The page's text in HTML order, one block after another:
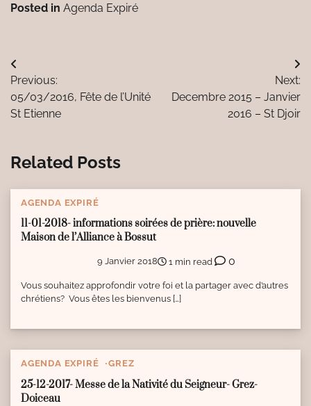
Posted in Agenda Expiré
Navigation
de
l’article
Previous:
05/03/2016, Fête de l’Unité
St Etienne
Next:
Decembre 2015 – Janvier
2016 – St Djoir
Related Posts
AGENDA EXPIRÉ
11-01-2018- informations soirées de prière: nouvelle
Maison de l’Alliance à Bossut
9 Janvier 2018 1 min read 0
Vous souhaitez approfondir votre foi et la partager avec d’autres
chrétiens? Vous êtes les bienvenus […]
AGENDA EXPIRÉ GREZ
25-12-2017- Messe de la Nativité du Seigneur- Grez-
Doiceau